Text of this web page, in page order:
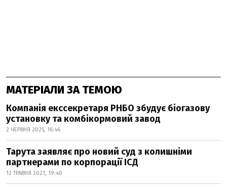
МАТЕРІАЛИ ЗА ТЕМОЮ
Компанія екссекретаря РНБО збудує біогазову
установку та комбікормовий завод
2 ЧЕРВНЯ 2025, 16:46
Тарута заявляє про новий суд з колишніми
партнерами по корпорації ІСД
12 ТРАВНЯ 2021, 19:40